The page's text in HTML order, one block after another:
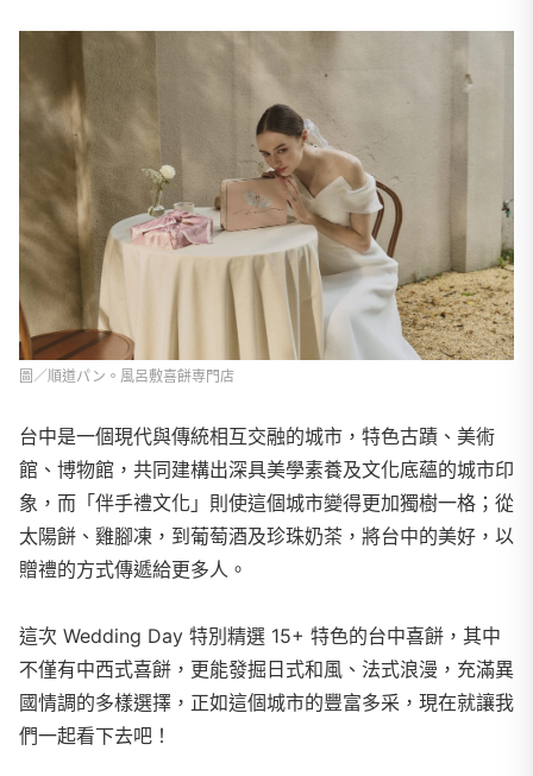
圖／順道パン。風呂敷喜餅専門店
台中是一個現代與傳統相互交融的城市，特色古蹟、美術
館、博物館，共同建構出深具美學素養及文化底蘊的城市印
象，而「伴手禮文化」則使這個城市變得更加獨樹一格；從
太陽餅、雞腳凍，到葡萄酒及珍珠奶茶，將台中的美好，以
贈禮的方式傳遞給更多人。
這次 Wedding Day 特別精選 15+ 特色的台中喜餅，其中
不僅有中西式喜餅，更能發掘日式和風、法式浪漫，充滿異
國情調的多樣選擇，正如這個城市的豐富多采，現在就讓我
們一起看下去吧！